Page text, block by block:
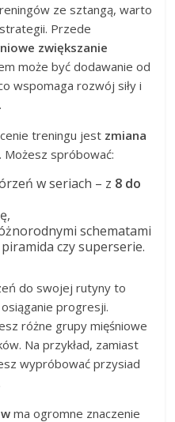
ze sztangą, warto
Przede
zwiększanie
może być dodawanie od
wspomaga rozwój siły i
treningu jest zmiana
. Możesz spróbować:
w seriach – z 8 do
schematami
czy superserie.
do swojej rutyny to
progresji.
różne grupy mięśniowe
Na przykład, zamiast
wypróbować przysiad
ma ogromne znaczenie